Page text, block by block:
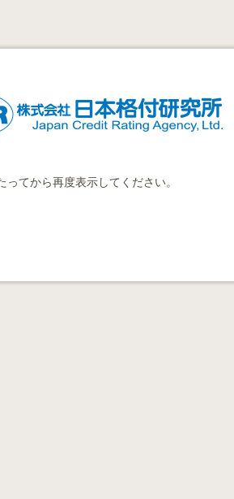
ってから再度表示してください。